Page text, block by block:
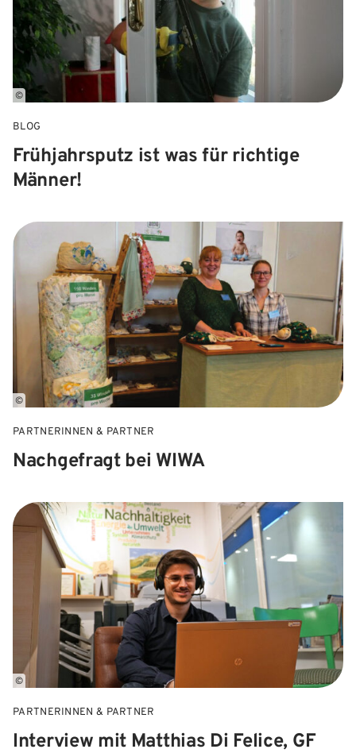
©
BLOG
Frühjahrsputz ist was für richtige
Männer!
©
PARTNERINNEN & PARTNER
Nachgefragt bei WIWA
©
PARTNERINNEN & PARTNER
Interview mit Matthias Di Felice, GF